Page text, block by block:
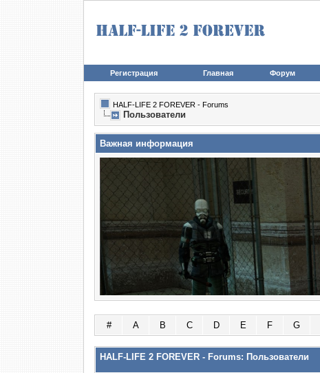
Регистрация Главная Форум
HALF-LIFE 2 FOREVER - Forums
Пользователи
Важная информация
# A B C D E F G
HALF-LIFE 2 FOREVER - Forums: Пользователи